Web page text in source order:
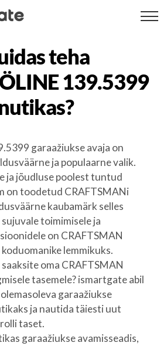
teha
139.5399
garaažiukse avaja on
ja populaarne valik.
ja jõudluse poolest tuntud
on toodetud CRAFTSMANi
kaubamärk selles
toimimisele ja
on CRAFTSMAN
lemmikuks.
oma CRAFTSMAN
tasemele? ismartgate abil
garaažiukse
ja nautida täiesti uut
taset.
garaažiukse avamisseadis,